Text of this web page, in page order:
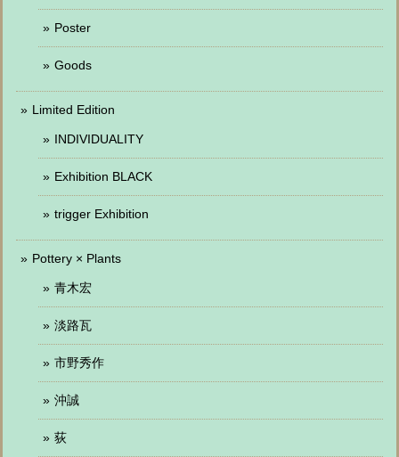
Poster
Goods
Limited Edition
INDIVIDUALITY
Exhibition BLACK
trigger Exhibition
Pottery × Plants
青木宏
淡路瓦
市野秀作
沖誠
荻